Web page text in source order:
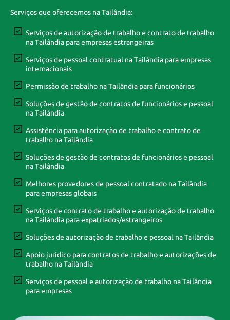
Serviços que oferecemos na Tailândia:
Serviços de autorização de trabalho e contrato de trabalho
na Tailândia para empresas estrangeiras
Serviços de pessoal contratual na Tailândia para empresas
internacionais
Permissão de trabalho na Tailândia para funcionários
Soluções de gestão de contratos de funcionários e pessoal
na Tailândia
Assistência para autorização de trabalho e contrato de
trabalho na Tailândia
Soluções de gestão de contratos de funcionários e pessoal
na Tailândia
Melhores provedores de pessoal contratado na Tailândia
para empresas globais
Serviços de contrato de trabalho e autorização de trabalho
na Tailândia para expatriados/estrangeiros
Soluções de autorização de trabalho e pessoal na Tailândia
Apoio jurídico para contratos de trabalho e autorizações de
trabalho na Tailândia
Serviços de pessoal e autorização de trabalho na Tailândia
para empresas